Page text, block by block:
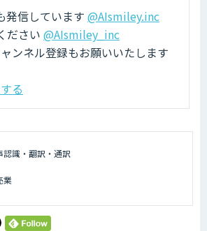
発信しています @AIsmiley.inc
ださい @AIsmiley_inc
ンネル登録もお願いいたします
る
認識・翻訳・通訳
業